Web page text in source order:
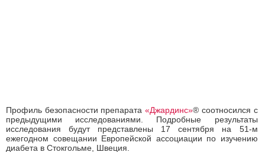
Профиль безопасности препарата«Джардинс»® соотносился с
предыдущими исследованиями. Подробные результаты
исследования будут представлены 17 сентября на 51-м
ежегодном совещании Европейской ассоциации по изучению
диабета в Стокгольме, Швеция.